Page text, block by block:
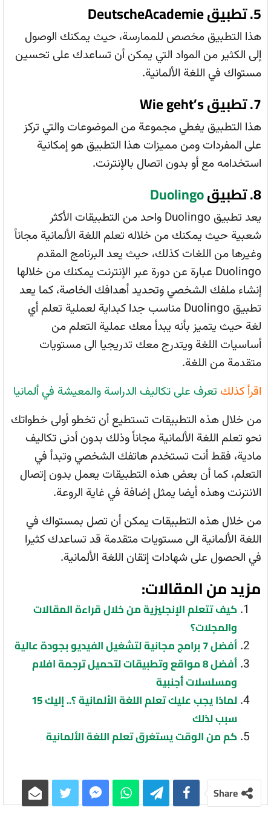
5. تطبيق DeutscheAcademie
هذا التطبيق مخصص للممارسة، حيث يمكنك الوصول
إلى الكثير من المواد التي يمكن أن تساعدك على تحسين
مستواك في اللغة الألمانية.
7. تطبيق Wie geht’s
هذا التطبيق يغطي مجموعة من الموضوعات والتي تركز
على المفردات ومن مميزات هذا التطبيق هو إمكانية
استخدامه مع أو بدون اتصال بالإنترنت.
8. تطبيق Duolingo
يعد تطبيق Duolingo واحد من التطبيقات الأكثر
شعبية حيث يمكنك من خلاله تعلم اللغة الألمانية مجاناً
وغيرها من اللغات كذلك، حيث يعد البرنامج المقدم
Duolingo عبارة عن دورة عبر الإنترنت يمكنك من خلالها
إنشاء ملفك الشخصي وتحديد أهدافك الخاصة، كما يعد
تطبيق Duolingo مناسب جدا كبداية لعملية تعلم أي
لغة حيث يتميز بأنه يبدأ معك عملية التعلم من
أساسيات اللغة ويتدرج معك تدريجيا الى مستويات
متقدمة من اللغة.
اقرأ كذلك تعرف على تكاليف الدراسة والمعيشة في ألمانيا
من خلال هذه التطبيقات تستطيع أن تخطو أولى خطواتك
نحو تعلم اللغة الألمانية مجاناً وذلك بدون أدنى تكاليف
مادية، فقط أنت تستخدم هاتفك الشخصي وتبدأ في
التعلم، كما أن بعض هذه التطبيقات يعمل بدون إتصال
الانترنت وهذه أيضا يمثل إضافة في غاية الروعة.
من خلال هذه التطبيقات يمكن أن تصل بمستواك في
اللغة الألمانية الى مستويات متقدمة قد تساعدك كثيرا
في الحصول على شهادات إتقان اللغة الألمانية.
مزيد من المقالات:
كيف تتعلم الإنجليزية من خلال قراءة المقالات
والمجلات؟
أفضل 7 برامج مجانية لتشغيل الفيديو بجودة عالية
أفضل 8 مواقع وتطبيقات لتحميل ترجمة افلام
ومسلسلات أجنبية
لماذا يجب عليك تعلم اللغة الألمانية ؟.. إليك 15
سبب لذلك
كم من الوقت يستغرق تعلم اللغة الألمانية
Share